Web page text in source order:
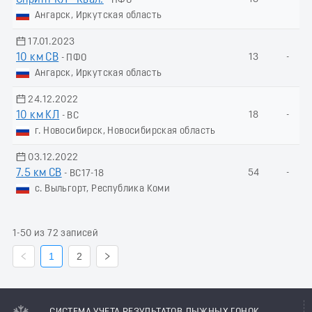
Ангарск, Иркутская область
17.01.2023
10 км СВ - ПФО
Ангарск, Иркутская область
13 -
24.12.2022
10 км КЛ
- ВС
г. Новосибирск, Новосибирская область
18 -
03.12.2022
7.5 км СВ - ВС17-18
с. Выльгорт, Республика Коми
54 -
1-50 из 72 записей
1 2